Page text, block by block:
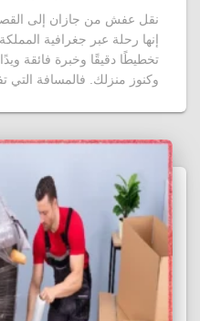
نقل عفش من جازان إلى
إنها رحلة عبر جغرافية
تخطيطًا دقيقًا وخبرة فائقة
وكنوز منزلك. فالمسافة التي